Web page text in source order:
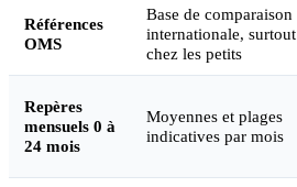
Références
OMS
Base de comparaison
internationale, surtout
chez les petits
Repères
mensuels 0 à
24 mois
Moyennes et plages
indicatives par mois